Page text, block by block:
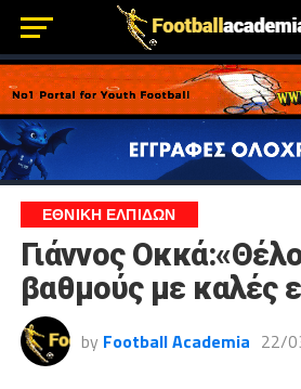
ΕΘΝΙΚΗ ΕΛΠΙΔΩΝ
Γιάννος
βαθμούς με καλές
by Football Academia 22/